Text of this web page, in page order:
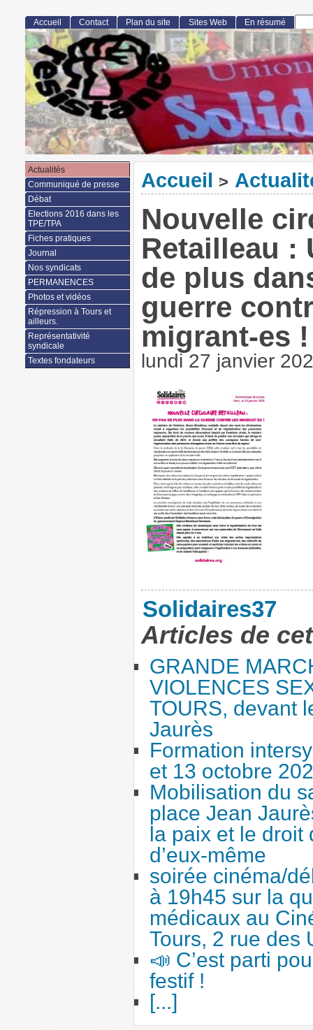
Accueil >
Nouvelle
Retailleau :
de plus
guerre
migrant-es
lundi 27 janvier
Solidaires37
Articles de
GRANDE
VIOLENCES
TOURS, devant
Jaurès
Formation
et 13 octobre
Mobilisation du
place Jean
la paix et le
d’eux-même
soirée cinéma/
à 19h45 sur la
médicaux au
Tours, 2 rue des
📣 C’est parti
festif !
[...]
Accueil Contact Plan du site Sites Web En résumé
Actualités
Communiqué de presse
Débat
Elections 2016 dans les
TPE/TPA
Fiches pratiques
Journal
Nos syndicats
PERMANENCES
Photos et vidéos
Répression à Tours et
ailleurs.
Représentativité
syndicale
Textes fondateurs